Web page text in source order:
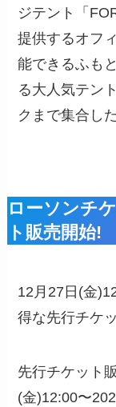
ジテント「
提供するオフ
能できるふも
る大人気テン
クまで集合し
ローソンチ
ト販売開始!
12月27日(金
得な先行チケ
先行チケット
(金)12:00〜